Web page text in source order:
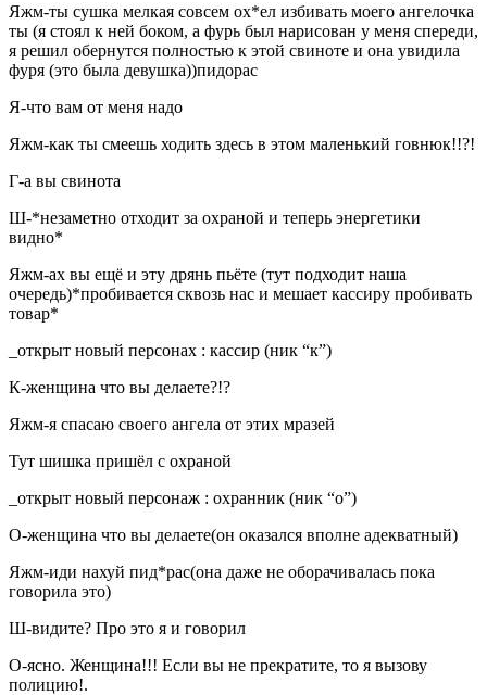
Яжм-ты сушка мелкая совсем ох*ел избивать моего ангелочка
ты (я стоял к ней боком, а фурь был нарисован у меня спереди,
я решил обернутся полностью к этой свиноте и она увидила
фуря (это была девушка))пидорас
Я-что вам от меня надо
Яжм-как ты смеешь ходить здесь в этом маленький говнюк!!?!
Г-а вы свинота
Ш-*незаметно отходит за охраной и теперь энергетики
видно*
Яжм-ах вы ещё и эту дрянь пьёте (тут подходит наша
очередь)*пробивается сквозь нас и мешает кассиру пробивать
товар*
_открыт новый персонах : кассир (ник “к”)
К-женщина что вы делаете?!?
Яжм-я спасаю своего ангела от этих мразей
Тут шишка пришёл с охраной
_открыт новый персонаж : охранник (ник “о”)
О-женщина что вы делаете(он оказался вполне адекватный)
Яжм-иди нахуй пид*рас(она даже не оборачивалась пока
говорила это)
Ш-видите? Про это я и говорил
О-ясно. Женщина!!! Если вы не прекратите, то я вызову
полицию!.